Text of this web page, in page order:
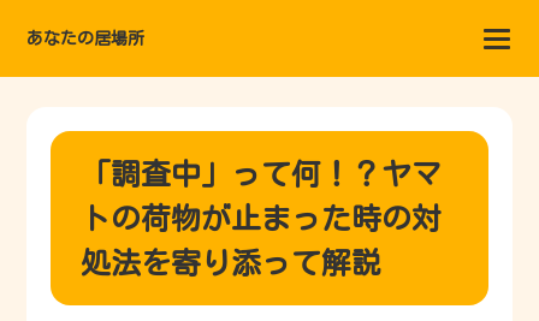
あなたの居場所
「調査中」って何！？ヤマ
トの荷物が止まった時の対
処法を寄り添って解説